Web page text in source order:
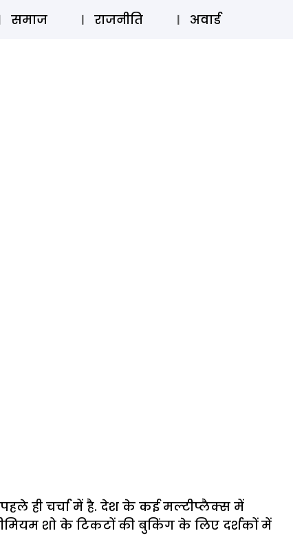
लॉग इन ⚲ SUBSCRIBE
समाज राजनीति अवार्ड
पहले ही चर्चा में है. देश के कई मल्टीप्लैक्स में
शो के टिकटों की बुकिंग के लिए दर्शकों में